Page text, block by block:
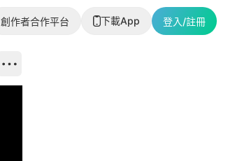
創作者合作平台 下載App 登入/註冊